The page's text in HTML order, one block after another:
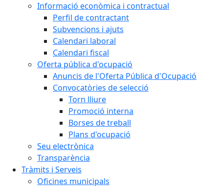
Informació econòmica i contractual
Perfil de contractant
Subvencions i ajuts
Calendari laboral
Calendari fiscal
Oferta pública d'ocupació
Anuncis de l'Oferta Pública d'Ocupació
Convocatòries de selecció
Torn lliure
Promoció interna
Borses de treball
Plans d'ocupació
Seu electrònica
Transparència
Tràmits i Serveis
Oficines municipals